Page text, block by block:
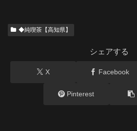
◆純喫茶【高知県】
シェアする
X Facebook
Pinterest